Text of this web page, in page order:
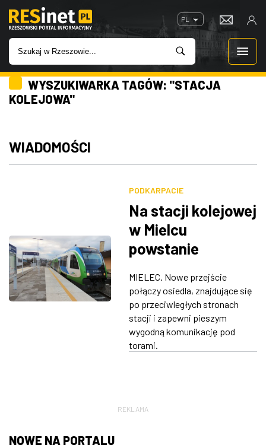
PL
WIADOMOŚCI
IMPREZY
GASTRONOMIA
ZDJĘCIA
WYSZUKIWARKA TAGÓW: "STACJA
KOLEJOWA"
WIADOMOŚCI
PODKARPACIE
Na stacji kolejowej
w Mielcu
powstanie
przejście pod
torami
MIELEC. Nowe przejście
połączy osiedla, znajdujące się
po przeciwległych stronach
stacji i zapewni pieszym
wygodną komunikację pod
torami.
REKLAMA
NOWE NA PORTALU